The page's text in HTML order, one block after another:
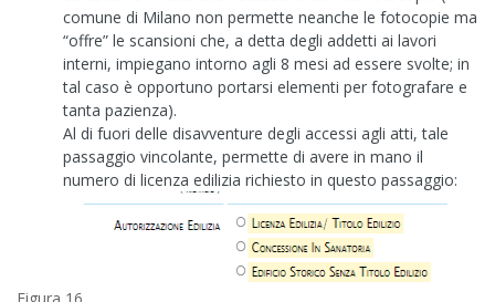
comune di Milano non permette neanche le fotocopie ma
“offre” le scansioni che, a detta degli addetti ai lavori
interni, impiegano intorno agli 8 mesi ad essere svolte; in
tal caso è opportuno portarsi elementi per fotografare e
tanta pazienza).
Al di fuori delle disavventure degli accessi agli atti, tale
passaggio vincolante, permette di avere in mano il
numero di licenza edilizia richiesto in questo passaggio: